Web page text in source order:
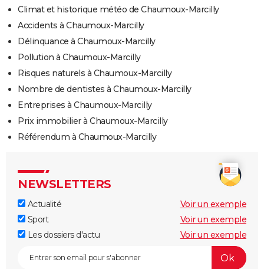
Climat et historique météo de Chaumoux-Marcilly
Accidents à Chaumoux-Marcilly
Délinquance à Chaumoux-Marcilly
Pollution à Chaumoux-Marcilly
Risques naturels à Chaumoux-Marcilly
Nombre de dentistes à Chaumoux-Marcilly
Entreprises à Chaumoux-Marcilly
Prix immobilier à Chaumoux-Marcilly
Référendum à Chaumoux-Marcilly
NEWSLETTERS
Actualité
Voir un exemple
Sport
Voir un exemple
Les dossiers d'actu
Voir un exemple